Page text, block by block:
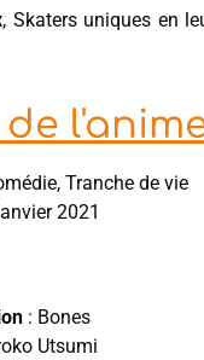
, Skaters uniques en
Tranche de vie
2021
: Bones
Utsumi